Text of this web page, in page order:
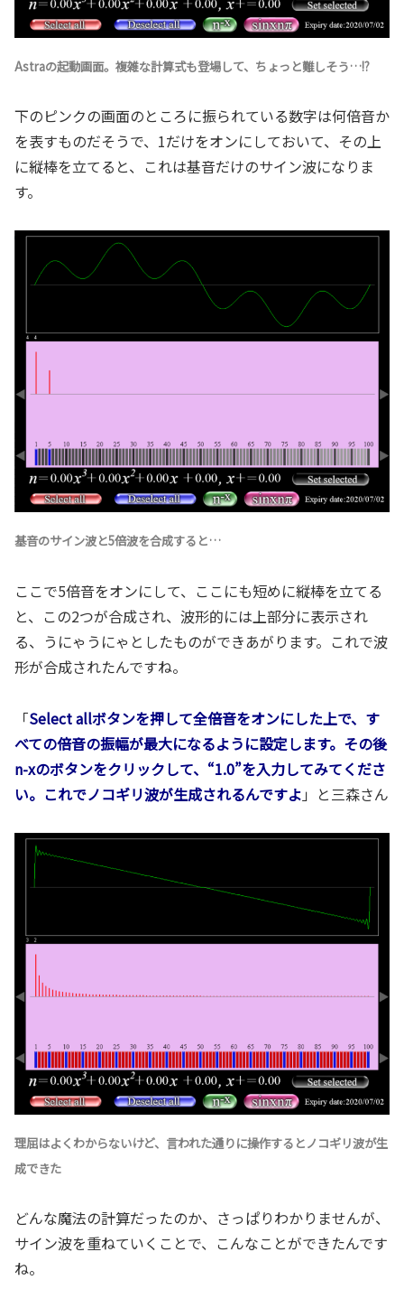
Astraの起動画面。複雑な計算式も登場して、ちょっと難しそう…!?
下のピンクの画面のところに振られている数字は何倍音か
を表すものだそうで、1だけをオンにしておいて、その上
に縦棒を立てると、これは基音だけのサイン波になりま
す。
基音のサイン波と5倍波を合成すると…
ここで5倍音をオンにして、ここにも短めに縦棒を立てる
と、この2つが合成され、波形的には上部分に表示され
る、うにゃうにゃとしたものができあがります。これで波
形が合成されたんですね。
「Select allボタンを押して全倍音をオンにした上で、す
べての倍音の振幅が最大になるように設定します。その後
n-xのボタンをクリックして、“1.0”を入力してみてくださ
い。これでノコギリ波が生成されるんですよ 」と三森さん
理屈はよくわからないけど、言われた通りに操作するとノコギリ波が生
成できた
どんな魔法の計算だったのか、さっぱりわかりませんが、
サイン波を重ねていくことで、こんなことができたんです
ね。